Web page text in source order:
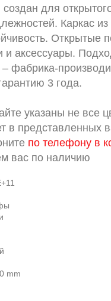
для
Каркас
Открытые
и аксессуары.
фабрика-
3 года.
указаны не все
в представленных
по телефону в
вас по наличию
mm